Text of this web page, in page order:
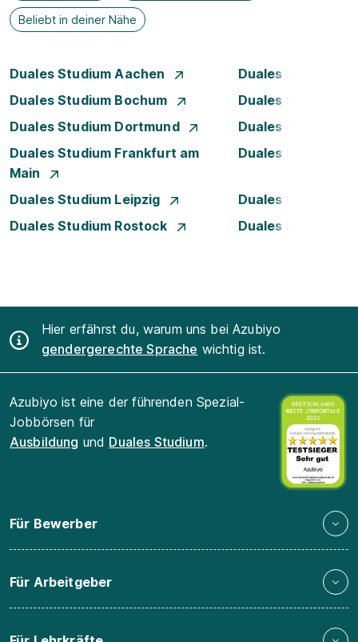
Beliebt in deiner Nähe
Duales Studium Aachen
Duales Studium
Duales Studium Bochum
Duales Studium
Duales Studium Dortmund
Duales Studium
Duales Studium Frankfurt am
Main
Duales Studium
Duales Studium Leipzig
Duales Studium
Duales Studium Rostock
Duales Studium
Hier erfährst du, warum uns bei Azubiyo
gendergerechte Sprache wichtig ist.
Azubiyo ist eine der führenden Spezial-
Jobbörsen für
Ausbildung und Duales Studium.
Für Bewerber
Für Arbeitgeber